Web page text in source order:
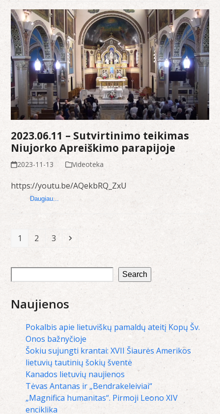
2023.06.11 – Sutvirtinimo teikimas
Niujorko Apreiškimo parapijoje
2023-11-13 Videoteka
https://youtu.be/AQekbRQ_ZxU
Daugiau...
Page
1 Page
2 Page
3 Next
Search
Naujienos
Pokalbis apie lietuviškų pamaldų ateitį Kopų Šv.
Onos bažnyčioje
Šokiu sujungti krantai: XVII Šiaurės Amerikos
lietuvių tautinių šokių šventė
Kanados lietuvių naujienos
Tėvas Antanas ir „Bendrakeleiviai“
„Magnifica humanitas“. Pirmoji Leono XIV
enciklika